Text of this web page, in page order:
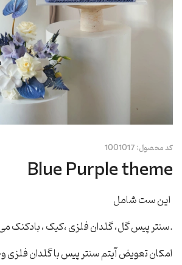
کد محصول:1001017
Blue Purple theme
این ست شامل
.سنتر پیس گل، گلدان فلزی ،کیک ، بادکنک
امکان تعویض آیتم سنتر پیس با گلدان فلزی